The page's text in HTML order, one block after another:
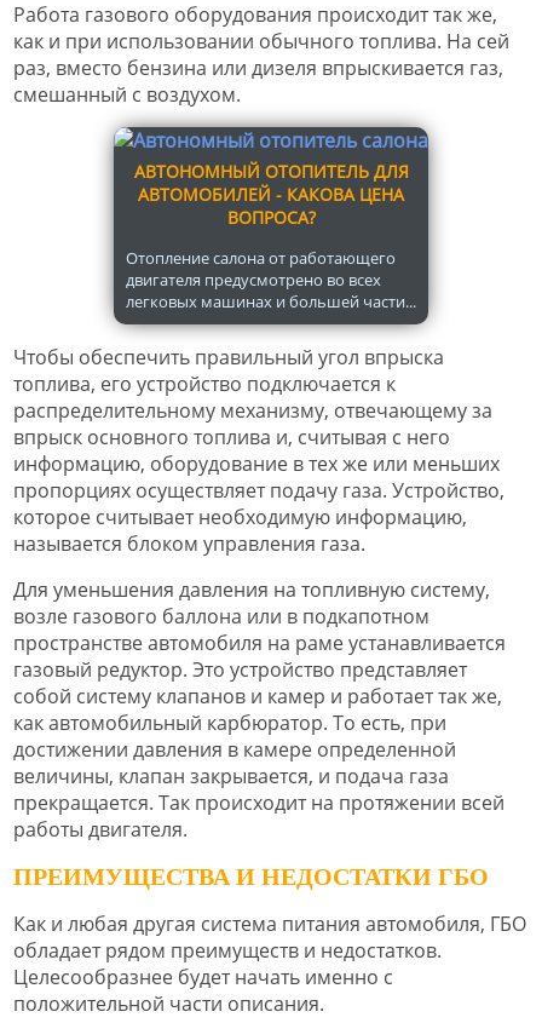
Работа газового оборудования происходит так же,
как и при использовании обычного топлива. На сей
раз, вместо бензина или дизеля впрыскивается газ,
смешанный с воздухом.
АВТОНОМНЫЙ ОТОПИТЕЛЬ ДЛЯ
АВТОМОБИЛЕЙ - КАКОВА ЦЕНА
ВОПРОСА?
Отопление салона от работающего
двигателя предусмотрено во всех
легковых машинах и большей части...
Чтобы обеспечить правильный угол впрыска
топлива, его устройство подключается к
распределительному механизму, отвечающему за
впрыск основного топлива и, считывая с него
информацию, оборудование в тех же или меньших
пропорциях осуществляет подачу газа. Устройство,
которое считывает необходимую информацию,
называется блоком управления газа.
Для уменьшения давления на топливную систему,
возле газового баллона или в подкапотном
пространстве автомобиля на раме устанавливается
газовый редуктор. Это устройство представляет
собой систему клапанов и камер и работает так же,
как автомобильный карбюратор. То есть, при
достижении давления в камере определенной
величины, клапан закрывается, и подача газа
прекращается. Так происходит на протяжении всей
работы двигателя.
ПРЕИМУЩЕСТВА И НЕДОСТАТКИ ГБО
Как и любая другая система питания автомобиля, ГБО
обладает рядом преимуществ и недостатков.
Целесообразнее будет начать именно с
положительной части описания.